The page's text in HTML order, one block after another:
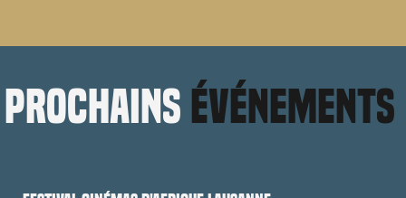
prochains événements